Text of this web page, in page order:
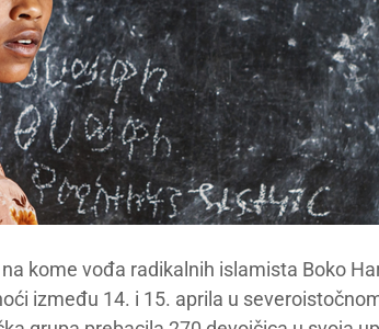
kome vođa radikalnih islamista Boko
između 14. i 15. aprila u